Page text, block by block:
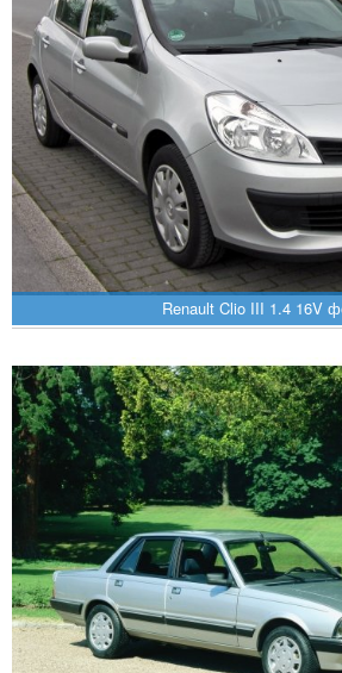
Renault Clio III 1.4 16V